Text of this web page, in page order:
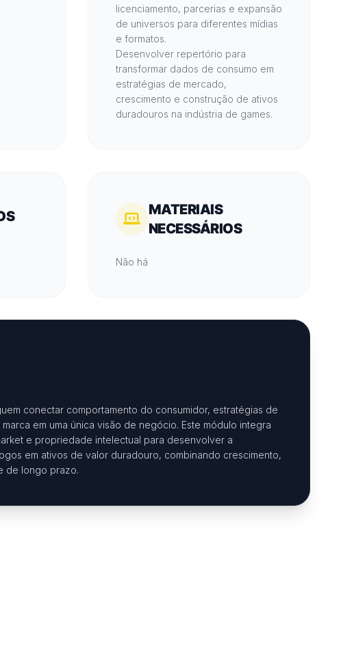
licenciamento, parcerias e expansão
de universos para diferentes mídias
e formatos.
Desenvolver repertório para
transformar dados de consumo em
estratégias de mercado,
crescimento e construção de ativos
duradouros na indústria de games.
MATERIAIS
NECESSÁRIOS
Não há
conectar comportamento do consumidor, estratégias de
em uma única visão de negócio. Este módulo integra
e propriedade intelectual para desenvolver a
em ativos de valor duradouro, combinando crescimento,
de longo prazo.